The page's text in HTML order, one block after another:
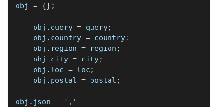
obj = {} ;
    obj
. query = query;
    obj
. country = country;
    obj
. region = region ;
    obj
. city = city;
    obj
. loc = loc ;
    obj
. postal = postal ;
obj . json
','